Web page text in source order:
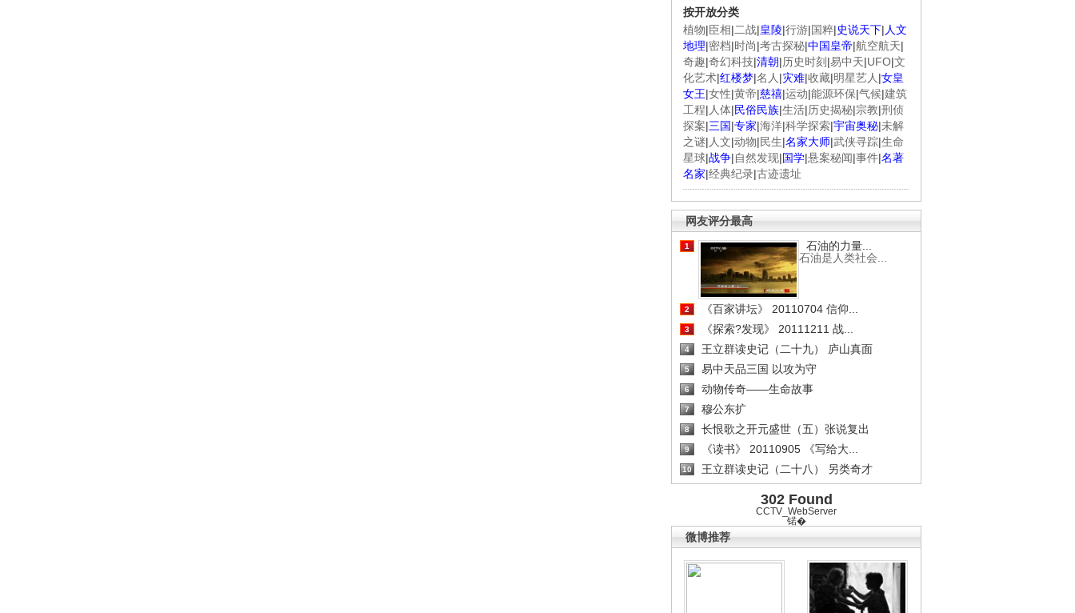
按开放分类
植物|臣相|二战|皇陵|行游|国粹|史说天下| 人文
地理|密档|时尚|考古探秘|中国皇帝|航空航天|
奇趣|奇幻科技|清朝|历史时刻 |易中天|UFO|文
化艺术|红楼梦|名人 |灾难|收藏|明星艺人 |女皇
女王|女性|黄帝|慈禧|运动|能源环保|气候|建筑
工程| 人体|民俗民族|生活|历史揭秘|宗教|刑侦
探案|三国|专家|海洋|科学探索|宇宙奥秘|未解
之谜| 人文|动物|民生|名家大师|武侠寻踪|生命
星球|战争|自然发现|国学|悬案秘闻|事件|名著
名家|经典纪录|古迹遗址
网友评分最高
1
石油的力量...
石油是人类社会...
2 《百家讲坛》 20110704 信仰...
3 《探索?发现》 20111211 战...
4 王立群读史记（二十九） 庐山真面
5 易中天品三国 以攻为守
6 动物传奇——生命故事
7 穆公东扩
8 长恨歌之开元盛世（五）张说复出
9 《读书》 20110905 《写给大...
10 王立群读史记（二十八） 另类奇才
302 Found
CCTV_WebServer
锘�
微博推荐